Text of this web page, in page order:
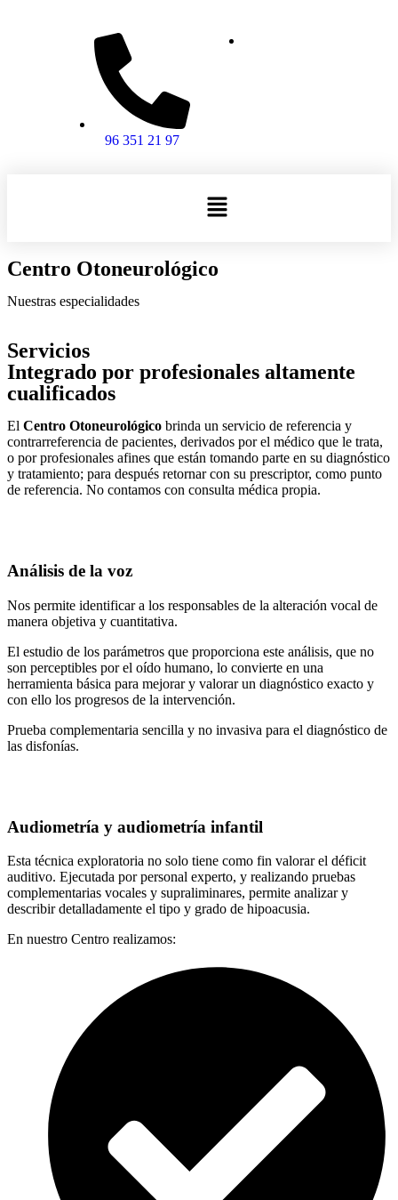
96 351 21 97
Centro Otoneurológico
Nuestras especialidades
Servicios
Integrado por profesionales altamente
cualificados
El Centro Otoneurológico brinda un servicio de referencia y
contrarreferencia de pacientes, derivados por el médico que le trata,
o por profesionales afines que están tomando parte en su diagnóstico
y tratamiento; para después retornar con su prescriptor, como punto
de referencia. No contamos con consulta médica propia.
Análisis de la voz​
Nos permite identificar a los responsables de la alteración vocal de
manera objetiva y cuantitativa.
El estudio de los parámetros que proporciona este análisis, que no
son perceptibles por el oído humano, lo convierte en una
herramienta básica para mejorar y valorar un diagnóstico exacto y
con ello los progresos de la intervención.
Prueba complementaria sencilla y no invasiva para el diagnóstico de
las disfonías.
Audiometría y audiometría infantil
Esta técnica exploratoria no solo tiene como fin valorar el déficit
auditivo. Ejecutada por personal experto, y realizando pruebas
complementarias vocales y supraliminares, permite analizar y
describir detalladamente el tipo y grado de hipoacusia.
En nuestro Centro realizamos: